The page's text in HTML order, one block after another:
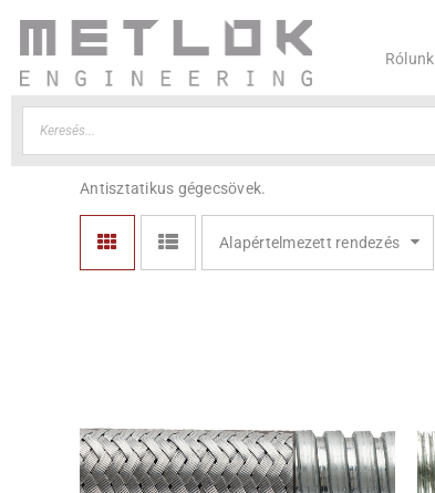
Rólunk
Antisztatikus gégecsövek.
Alapértelmezett rendezés